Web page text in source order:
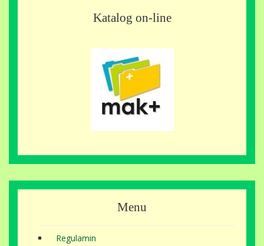
Katalog on-line
Menu
Regulamin